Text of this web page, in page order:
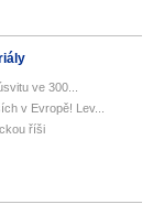
ve 300...
v Evropě! Lev...
říši